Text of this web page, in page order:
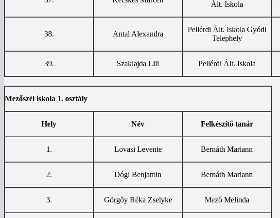
Ált. Iskola
38. Antal Alexandra
Pellérdi Ált. Iskola Gyódi
Telephely
39. Szaklajda Lili Pellérdi Ált. Iskola
Mezőszél iskola 1. osztály
Hely Név Felkészítő tanár
1. Lovasi Levente Bernáth Mariann
2. Dógi Benjamin Bernáth Mariann
3. Görgőy Réka Zselyke Mező Melinda